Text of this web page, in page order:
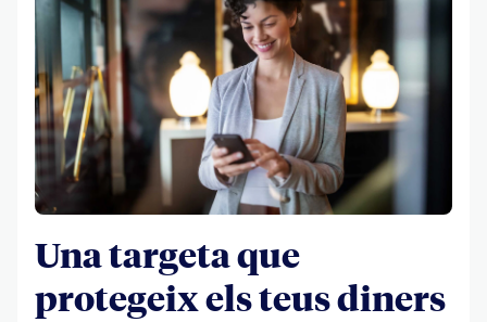
Una targeta que
protegeix els teus diners